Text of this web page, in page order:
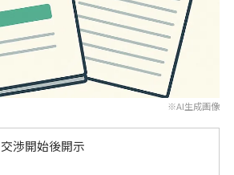
※AI生成画像
交渉開始後開示